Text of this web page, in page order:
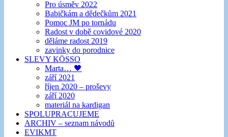
Pro úsměv 2022
Babičkám a dědečkům 2021
Pomoc JM po tornádu
Radost v době covidové 2020
děláme radost 2019
zavinky do porodnice
SLEVY KÖSSO
Marta… 🖤
září 2021
říjen 2020 – proševy
září 2020
materiál na kardigan
SPOLUPRACUJEME
ARCHIV – seznam návodů
EVIKMT